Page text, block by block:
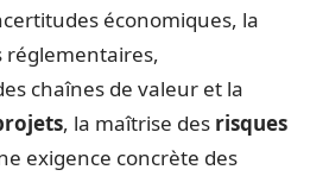
économiques, la
réglementaires,
chaînes de valeur et la
, la maîtrise des risques
exigence concrète des